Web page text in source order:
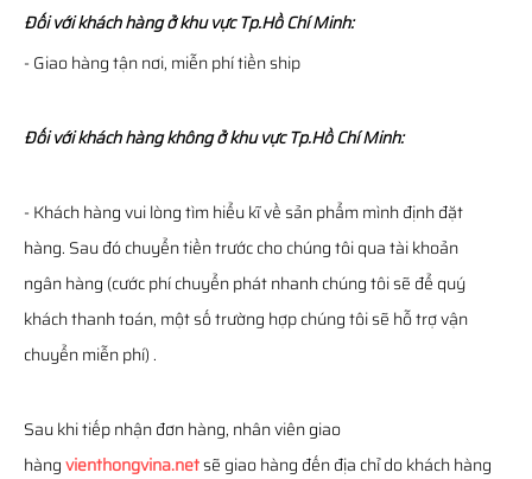
Đối với khách hàng ở khu vực Tp.Hồ Chí Minh:
- Giao hàng tận nơi, miễn phí tiền ship
Đối với khách hàng không ở khu vực Tp.Hồ Chí Minh:
- Khách hàng vui lòng tìm hiểu kĩ về sản phẩm mình định đặt
hàng. Sau đó chuyển tiền trước cho chúng tôi qua tài khoản
ngân hàng (cước phí chuyển phát nhanh chúng tôi sẽ để quý
khách thanh toán, một số trường hợp chúng tôi sẽ hỗ trợ vận
chuyển miễn phí) .
Sau khi tiếp nhận đơn hàng, nhân viên giao
hàngvienthongvina.netsẽ giao hàng đến địa chỉ do khách hàng